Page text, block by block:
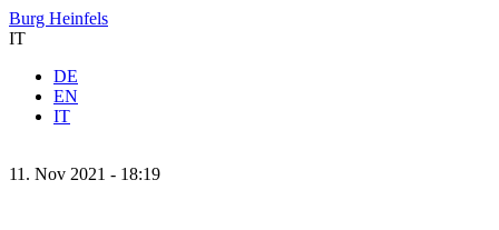
Burg Heinfels
IT
DE
EN
IT
11. Nov 2021 - 18:19